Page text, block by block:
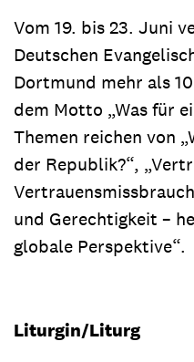
Vom 19. bis 23. Juni
Deutschen
Dortmund mehr als
dem Motto „Was für
Themen reichen von
der Republik?“,
und Gerechtigkeit –
globale Perspektive“.
Liturgin/Liturg